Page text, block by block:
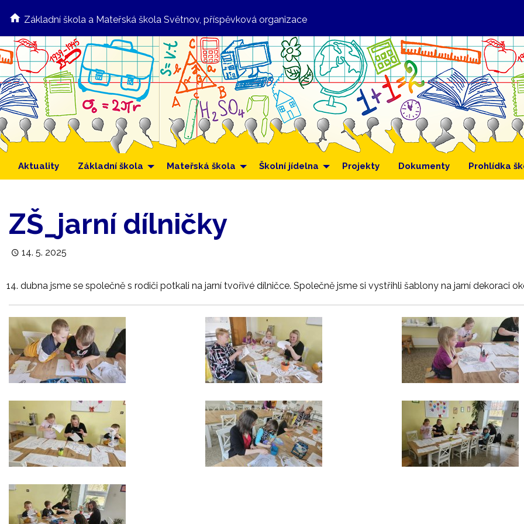
Základní škola a Mateřská škola Světnov, příspěvková organizace
Aktuality Základní škola Mateřská škola Školní jídelna Projekty Dokumenty Prohlídka
ZŠ_jarní dílničky
14. 5. 2025
dubna jsme se společně s rodiči potkali na jarní tvořivé dílničce. Společně jsme si vystřihli šablony na jarní dekoraci